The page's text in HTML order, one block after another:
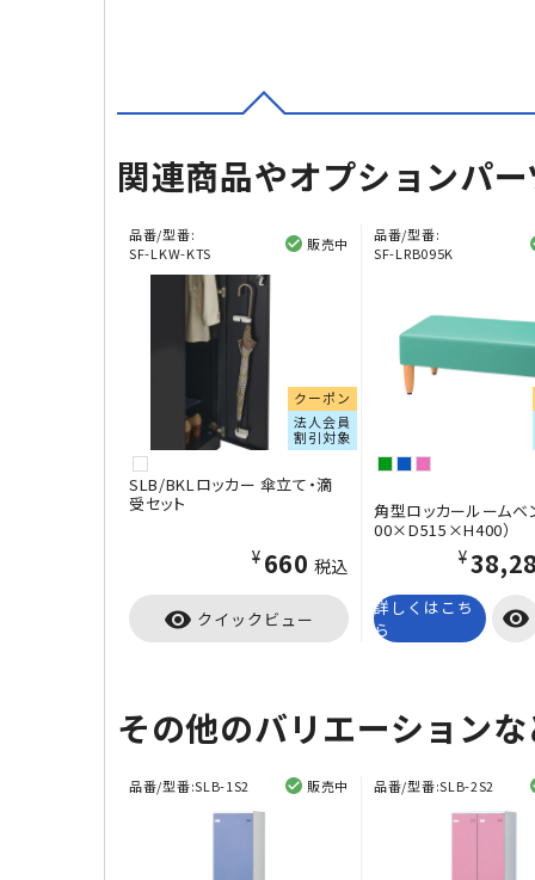
関連商品やオプションパ
品番/型番:
SF-LKW-KTS
販売中
クーポン
法人会員
割引対象
SLB/BKLロッカー 傘立て・滴
受セット
¥660 税込
visibility クイックビュー
品番/型番:
SF-LRB095K
角型ロッカールームベ
00×D515×H400）
詳しくはこち
ら
visibility
その他のバリエーション
品番/型番:SLB-1S2 販売中 品番/型番:SLB-2S2